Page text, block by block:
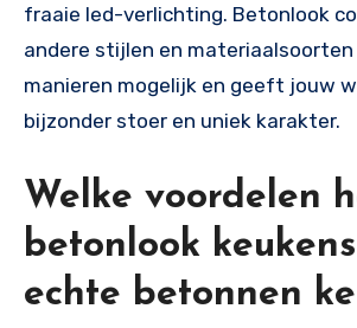
fraaie led-verlichting. Betonlook
andere stijlen en materiaalsoorten
manieren mogelijk en geeft jouw
bijzonder stoer en uniek karakter.
Welke voordelen
betonlook
echte betonnen